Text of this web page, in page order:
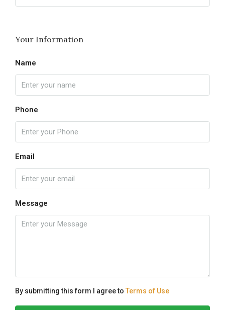
Your Information
Name
Phone
Email
Message
By submitting this form I agree to Terms of Use